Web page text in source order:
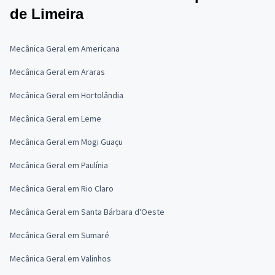
de Limeira
Mecânica Geral em Americana
Mecânica Geral em Araras
Mecânica Geral em Hortolândia
Mecânica Geral em Leme
Mecânica Geral em Mogi Guaçu
Mecânica Geral em Paulínia
Mecânica Geral em Rio Claro
Mecânica Geral em Santa Bárbara d'Oeste
Mecânica Geral em Sumaré
Mecânica Geral em Valinhos